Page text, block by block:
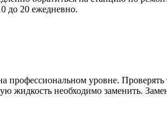
до 20 ежедневно.
уровне.
необходимо заменить.